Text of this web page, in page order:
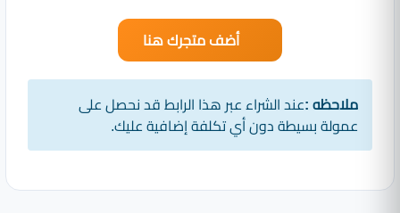
أضف متجرك هنا
ملاحظه :عند الشراء عبر هذا الرابط قد نحصل على
عمولة بسيطة دون أي تكلفة إضافية عليك.